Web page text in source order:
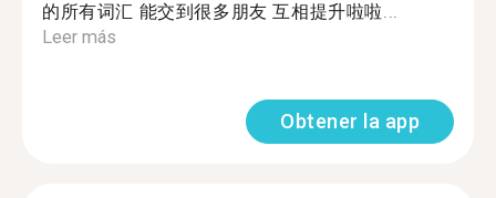
的所有词汇 能交到很多朋友 互相提升啦啦...
Leer más
Obtener la app